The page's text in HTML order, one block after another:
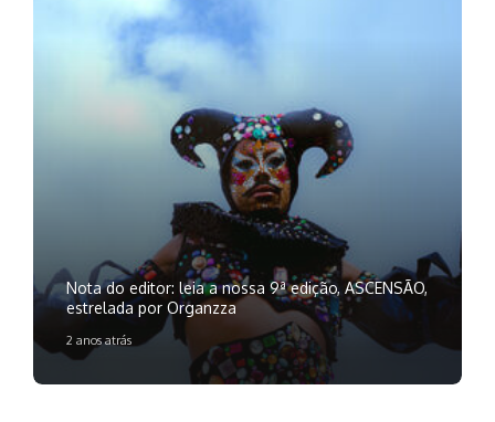
Nota do editor: leia a nossa 9ª edição, ASCENSÃO,
estrelada por Organzza
2 anos atrás